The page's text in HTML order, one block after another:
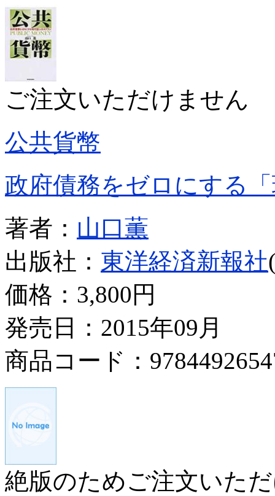
ご注文いただけません
公共貨幣
政府債務をゼロにする
著者： 山口薫
出版社： 東洋経済新報社
価格： 3,800円
発売日：2015年09月
商品コード：
絶版のためご注文いた